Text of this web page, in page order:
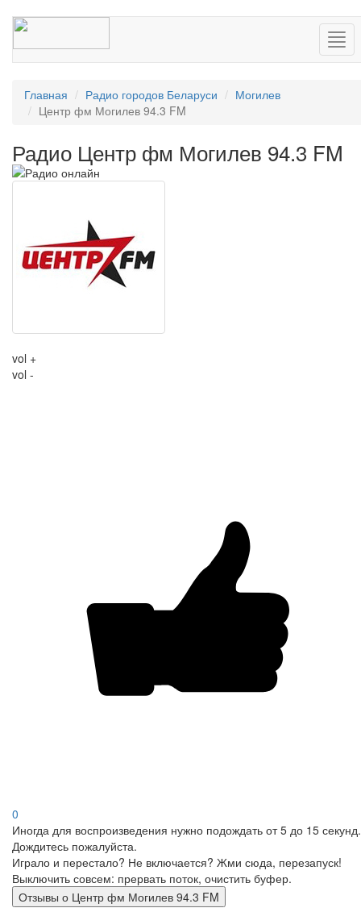
Главная Радио городов Беларуси
Могилев
Центр фм Могилев 94.3 FM
Радио Центр фм Могилев 94.3 FM
vol +
vol -
0
Иногда для воспроизведения нужно подождать от 5 до 15 секунд.
Дождитесь пожалуйста.
Играло и перестало? Не включается? Жми сюда, перезапуск!
Выключить совсем: прервать поток, очистить буфер.
Отзывы о Центр фм Могилев 94.3 FM